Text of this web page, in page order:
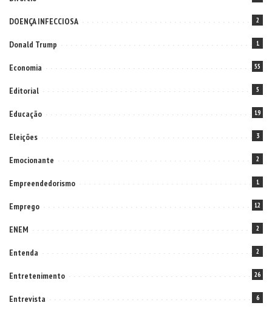
DOENÇA INFECCIOSA 2
Donald Trump 1
Economia 55
Editorial 5
Educação 19
Eleições 3
Emocionante 2
Empreendedorismo 1
Emprego 12
ENEM 2
Entenda 2
Entretenimento 26
Entrevista 6